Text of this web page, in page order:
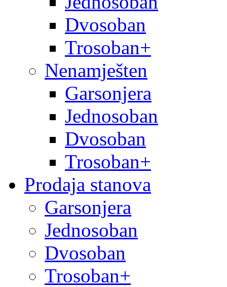
Dvosoban
Trosoban+
Nenamješten
Garsonjera
Jednosoban
Dvosoban
Trosoban+
Prodaja stanova
Garsonjera
Jednosoban
Dvosoban
Trosoban+